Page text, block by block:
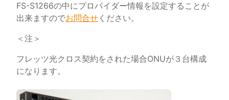
FS-S1266の中にプロバイダー情報を設定することが
出来ますのでお問合せ ください。
＜注＞
フレッツ光クロス契約をされた場合ONUが３台構成
になります。